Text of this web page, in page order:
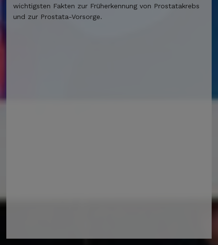
wichtigsten Fakten zur Früherkennung von Prostatakrebs
und zur Prostata-Vorsorge.